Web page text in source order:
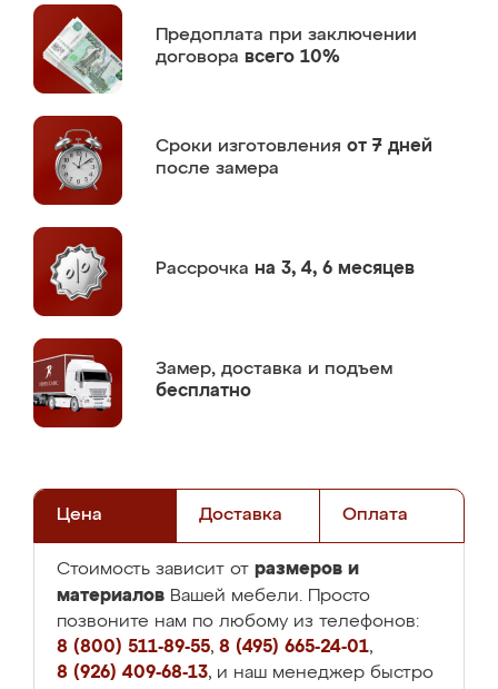
Предоплата при заключении
договора всего 10%
Сроки изготовления от 7 дней
после замера
Рассрочка на 3, 4, 6 месяцев
Замер, доставка и подъем
бесплатно
Цена Доставка Оплата
Стоимость зависит от размеров и
материалов Вашей мебели. Просто
позвоните нам по любому из телефонов:
8 (800) 511-89-55, 8 (495) 665-24-01,
8 (926) 409-68-13, и наш менеджер быстро